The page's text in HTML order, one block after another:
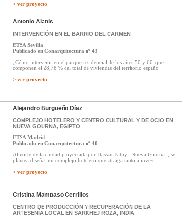
> ver proyecto
Antonio Alanis
INTERVENCIÓN EN EL BARRIO DEL CARMEN
ETSA Sevilla
Publicado en Conarquitectura nº 43
¿Cómo intervenir en el parque residencial de los años 50 y 60, que
componen el 28,78 % del total de viviendas del territorio españo
> ver proyecto
Alejandro Burgueño Díaz
COMPLEJO HOTELERO Y CENTRO CULTURAL Y DE OCIO EN
NUEVA GOURNA, EGIPTO
ETSA Madrid
Publicado en Conarquitectura nº 40
Al norte de la ciudad proyectada por Hassan Fathy –Nueva Gourna–, se
plantea diseñar un complejo hotelero que atraiga tanto a invest
> ver proyecto
Cristina Mampaso Cerrillos
CENTRO DE PRODUCCIÓN Y RECUPERACIÓN DE LA
ARTESENÍA LOCAL EN SARKHEJ ROZA, INDIA